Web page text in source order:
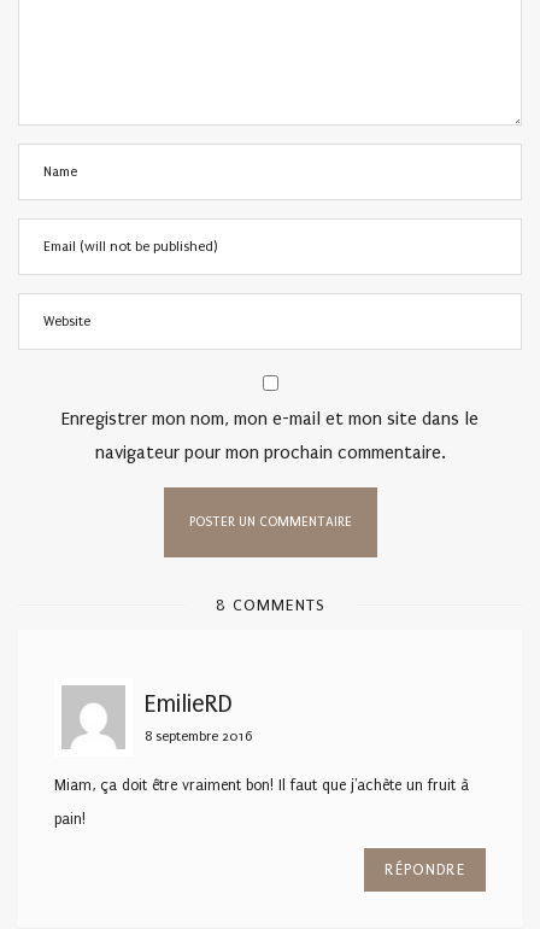
Enregistrer mon nom, mon e-mail et mon site dans le
navigateur pour mon prochain commentaire.
8 COMMENTS
EmilieRD
8 septembre 2016
Miam, ça doit être vraiment bon! Il faut que j'achète un fruit à
pain!
RÉPONDRE